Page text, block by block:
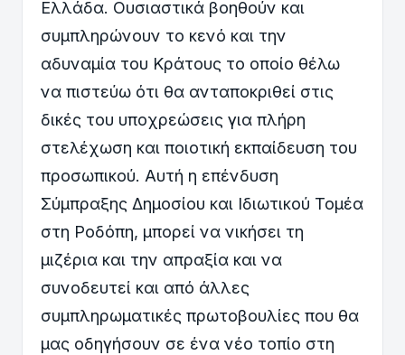
Ελλάδα. Ουσιαστικά βοηθούν και
συμπληρώνουν το κενό και την
αδυναμία του Κράτους το οποίο θέλω
να πιστεύω ότι θα ανταποκριθεί στις
δικές του υποχρεώσεις για πλήρη
στελέχωση και ποιοτική εκπαίδευση του
προσωπικού. Αυτή η επένδυση
Σύμπραξης Δημοσίου και Ιδιωτικού Τομέα
στη Ροδόπη, μπορεί να νικήσει τη
μιζέρια και την απραξία και να
συνοδευτεί και από άλλες
συμπληρωματικές πρωτοβουλίες που θα
μας οδηγήσουν σε ένα νέο τοπίο στη